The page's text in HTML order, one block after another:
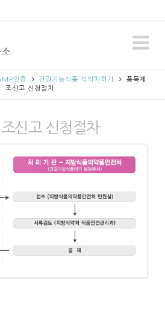
인증 건강기능식품 식약처허가
품목제
조신고 신청절차
신고 신청절차